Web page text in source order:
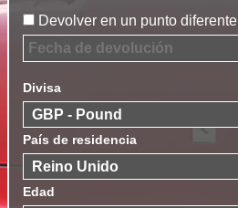
Devolver en un punto diferente
Divisa
País de residencia
Edad